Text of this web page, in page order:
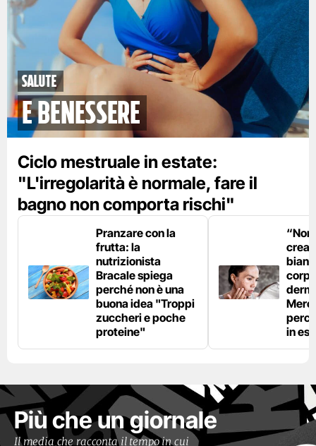
Salute
e benessere
Ciclo mestruale in estate:
"L'irregolarità è normale, fare il
bagno non comporta rischi"
Pranzare con la
frutta: la
nutrizionista
Bracale spiega
perché non è una
buona idea "Troppi
zuccheri e poche
proteine"
“Non
in
Più che un giornale
Il media che racconta il tempo in cui